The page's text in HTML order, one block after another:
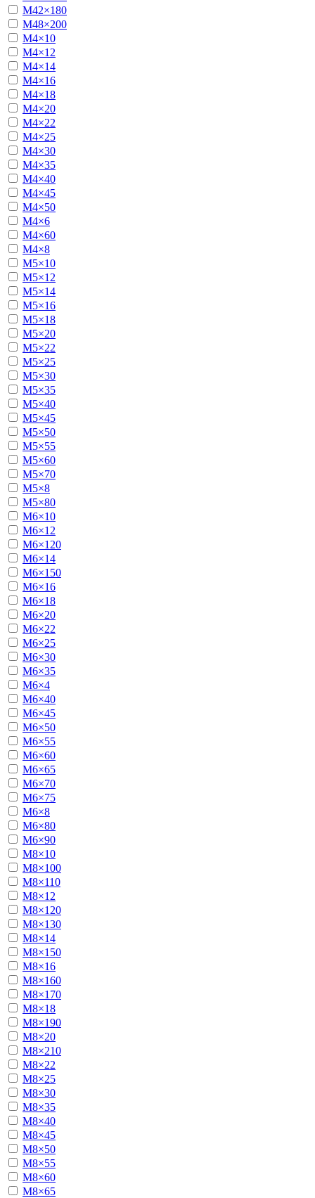
М42×180
М48×200
М4×10
М4×12
М4×14
М4×16
М4×18
М4×20
М4×22
М4×25
М4×30
М4×35
М4×40
М4×45
М4×50
М4×6
М4×60
М4×8
М5×10
М5×12
М5×14
М5×16
М5×18
М5×20
М5×22
М5×25
М5×30
М5×35
М5×40
М5×45
М5×50
М5×55
М5×60
М5×70
М5×8
М5×80
М6×10
М6×12
М6×120
М6×14
М6×150
М6×16
М6×18
М6×20
М6×22
М6×25
М6×30
М6×35
М6×4
М6×40
М6×45
М6×50
М6×55
М6×60
М6×65
М6×70
М6×75
М6×8
М6×80
М6×90
М8×10
М8×100
М8×110
М8×12
М8×120
М8×130
М8×14
М8×150
М8×16
М8×160
М8×170
М8×18
М8×190
М8×20
М8×210
М8×22
М8×25
М8×30
М8×35
М8×40
М8×45
М8×50
М8×55
М8×60
М8×65